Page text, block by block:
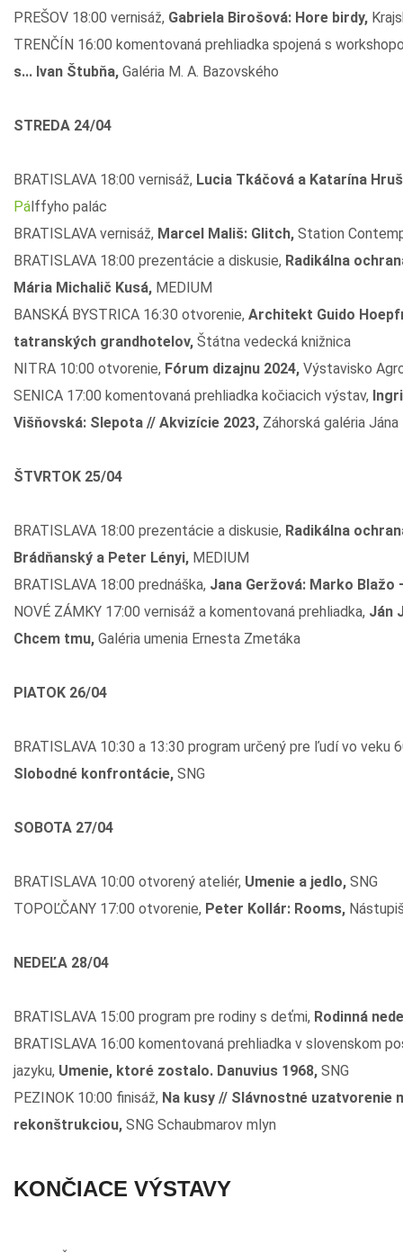
PREŠOV 18:00 vernisáž, Gabriela Birošová: Hore birdy,
TRENČÍN 16:00 komentovaná prehliadka spojená s
s... Ivan Štubňa, Galéria M. A. Bazovského
STREDA 24/04
BRATISLAVA 18:00 vernisáž, Lucia Tkáčová a Katarína
Pálffyho palác
BRATISLAVA vernisáž, Marcel Mališ: Glitch, Station
BRATISLAVA 18:00 prezentácie a diskusie, Radikálna
Mária Michalič Kusá, MEDIUM
BANSKÁ BYSTRICA 16:30 otvorenie, Architekt Guido
tatranských grandhotelov, Štátna vedecká knižnica
NITRA 10:00 otvorenie, Fórum dizajnu 2024, Výstavisko
SENICA 17:00 komentovaná prehliadka kočiacich výstav,
Višňovská: Slepota // Akvizície 2023, Záhorská galéria
ŠTVRTOK 25/04
BRATISLAVA 18:00 prezentácie a diskusie, Radikálna
Brádňanský a Peter Lényi, MEDIUM
BRATISLAVA 18:00 prednáška, Jana Geržová: Marko Blažo
NOVÉ ZÁMKY 17:00 vernisáž a komentovaná prehliadka, Ján
Chcem tmu, Galéria umenia Ernesta Zmetáka
PIATOK 26/04
BRATISLAVA 10:30 a 13:30 program určený pre ľudí vo veku
Slobodné konfrontácie, SNG
SOBOTA 27/04
BRATISLAVA 10:00 otvorený ateliér, Umenie a jedlo, SNG
TOPOĽČANY 17:00 otvorenie, Peter Kollár: Rooms,
NEDEĽA 28/04
BRATISLAVA 15:00 program pre rodiny s deťmi, Rodinná
BRATISLAVA 16:00 komentovaná prehliadka v slovenskom
jazyku, Umenie, ktoré zostalo. Danuvius 1968, SNG
PEZINOK 10:00 finisáž, Na kusy // Slávnostné uzatvorenie
rekonštrukciou, SNG Schaubmarov mlyn
KONČIACE VÝSTAVY